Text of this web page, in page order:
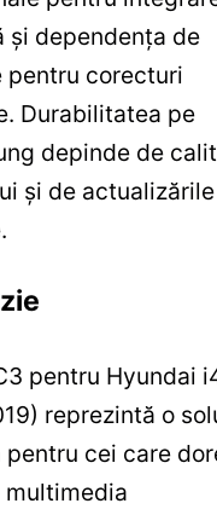
și dependența de
pentru corecturi
Durabilitatea pe
depinde de
și de actualizările
pentru Hyundai
reprezintă o
pentru cei care
multimedia